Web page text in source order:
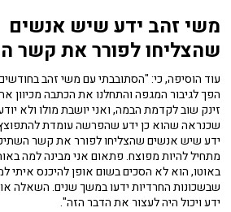
משי זהב ידע שיש אנשים
שהצליחו לפורר את קשר
עוד הוסיפה, כי: "הסתובבתי עם משי זהב
הפך לגיבור המגפה והתחלנו את הכתבה מכיוון
זינק שוב לקדמת הבמה, ואני יושבת מולו ולא
שכנראה שהוא כן ידע שהפרשה עומדת
ידע שיש אנשים שהצליחו לפורר את קשר
מתחיל להיות מפוצח. פתאום אני מבינה למה
באוטו, הוא לא הסכים בשום אופן להיכנס איתי
שבשכונות החרדיות ידעו במשך שנים. השאלה
ידע ויכול היה לעצור את הדבר הזה".